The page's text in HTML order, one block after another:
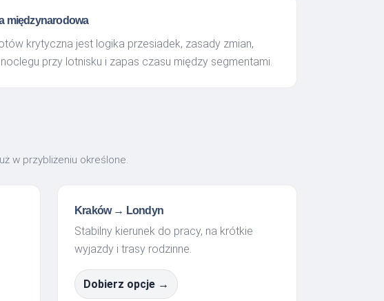
międzynarodowa
krytyczna jest logika przesiadek, zasady zmian,
przy lotnisku i zapas czasu między segmentami.
w przybliżeniu określone.
Kraków → Londyn
Stabilny kierunek do pracy, na krótkie
wyjazdy i trasy rodzinne.
Dobierz opcje →